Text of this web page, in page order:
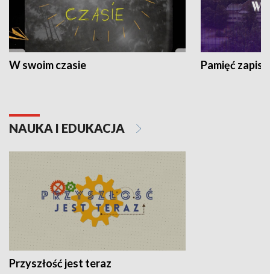
W swoim czasie Pamięć
NAUKA I EDUKACJA
Przyszłość jest teraz